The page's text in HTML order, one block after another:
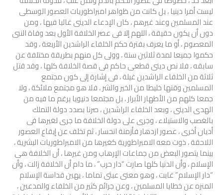
ليست أمرا دينيا ، بل كانت من ظواهر امبراطوريات العصور الوسطى
عند المسلمين وعند غيرهم ، كان الإدعاء الدينى غالبا فيها ، ومن
دون أن يكون حقيقة ، اللهم إلا فى عصر الخلافة الأول بعد وفاة النبى
المعصوم ، أو ما يعرف بفترة حكم الخلفاء الراشدين الأربعة ، وقد
حكموا جميعا لمدة ثلاثين سنة ، وولى كل منهم بطريقة مختلفة عن
سابقه ، فلا نص دينى قطعى حاكم فى قصة الخلافة كلها ، وقد قتل
ثلاثة من الخلفاء الراشدين غيلة ، فى إشارة إلى كون مجتمع
المسلمين وقتها خليطا من الخير والشر ، فلا هو مجتمع ملائكة ، ولا
جمعا كلهم من الأطهار الأبرار ، بل مجتمعا دنيويا برغم ما فيه من
الهدى الدينى ، وبعد الخلفاء الراشدين ، صرنا بصدد دولة التملك
بالغصب والاستيلاء ، وجرى على دولة الخلافة ما جرى لغيرها فى
أديان أخرى ، عصور ازدهار فأزمنة انحسار ، ثم تخلف عن إيقاع العصور
اللاحقة ، ذوت معه الامبراطورية كغيرها من الامبراطوريات البشرية ،
بينما يتصور البعض من جماعات الإرهاب ومن غيرها ، أن الخلافة هى
الإسلام ، وأن الدنيا كلها صارت “دار حرب” ، ما دام أن الخلافة زالت ، وأن
“دار الإسلام” غابت ، وهو معنى عبثى تماما ، يهين قداسة الإسلام
المنزه عن خطايا المسلمين ، وعن جرائم كثير من الخلفاء والمدعين ،